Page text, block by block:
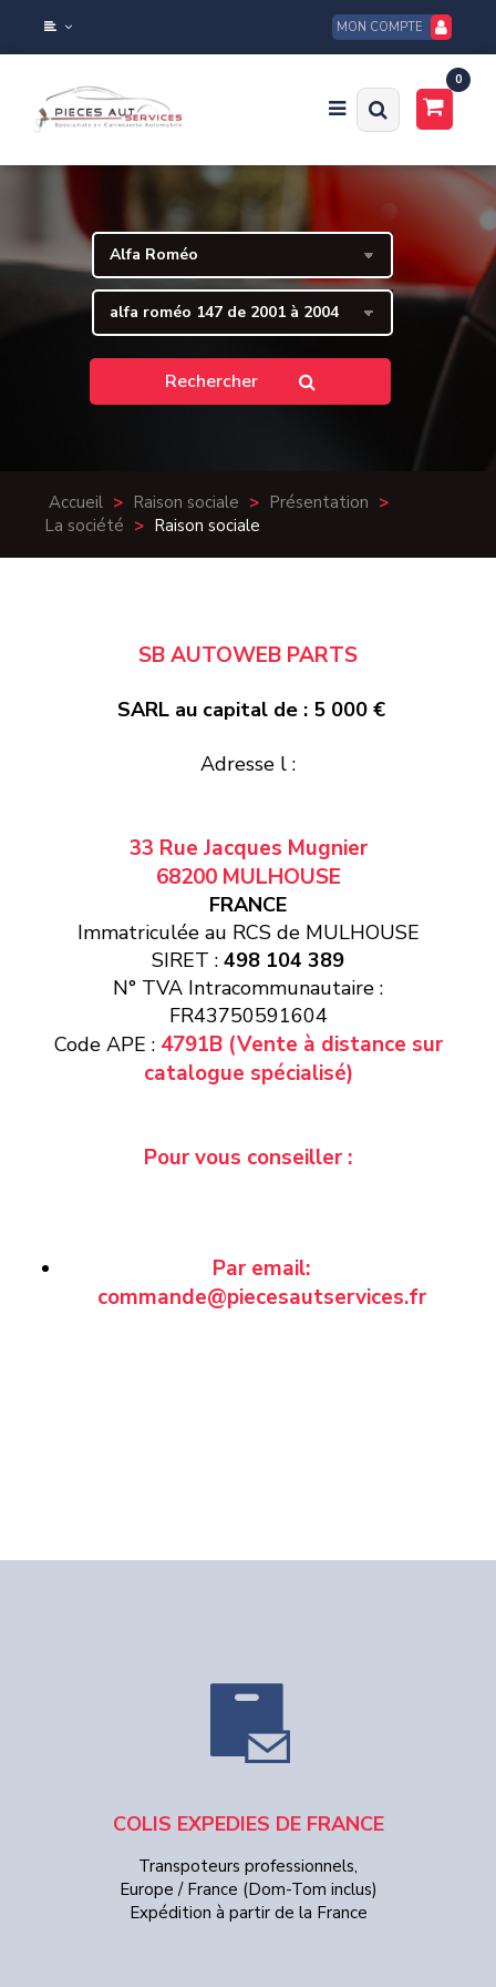
MON COMPTE
0
Accueil > Raison sociale > Présentation >
La société > Raison sociale
SB AUTOWEB PARTS
SARL au capital de : 5 000 €
Adresse l :
33 Rue Jacques Mugnier
68200 MULHOUSE
FRANCE
Immatriculée au RCS de MULHOUSE
SIRET : 498 104 389
N° TVA Intracommunautaire :
FR43750591604
Code APE : 4791B (Vente à distance sur
catalogue spécialisé)
Pour vous conseiller :
Par email:
commande@piecesautservices.fr
COLIS EXPEDIES DE FRANCE
Transpoteurs professionnels,
Europe / France (Dom-Tom inclus)
Expédition à partir de la France